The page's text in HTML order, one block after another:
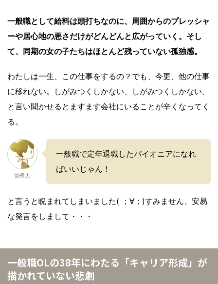
一般職として給料は頭打ちなのに、周囲からのプレッシャ
ーや居心地の悪さだけがどんどんと広がっていく。そし
て、同期の女の子たちはほとんど残っていない孤独感。
わたしは一生、この仕事をするの？でも、今更、他の仕事
に移れない。しがみつくしかない、しがみつくしかない、
と言い聞かせるとますます会社にいることが辛くなってく
る。
管理人
一般職で定年退職したパイオニアになれ
ばいいじゃん！
と言うと睨まれてしまいました( ；∀；)すみません、安易
な発言をしまして・・・
一般職OLの38年にわたる「キャリア形成」が
描かれていない悲劇